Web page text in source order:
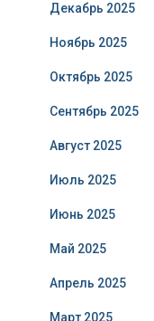
Декабрь 2025
Ноябрь 2025
Октябрь 2025
Сентябрь 2025
Август 2025
Июль 2025
Июнь 2025
Май 2025
Апрель 2025
Март 2025